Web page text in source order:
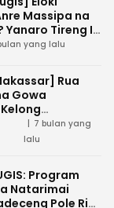
Massipa na
Yanaro Tireng I
yang lalu
Rua
Gowa
“Teai Jodota”
7 bulan yang
lalu
Program
Natarimai
Pole Ri